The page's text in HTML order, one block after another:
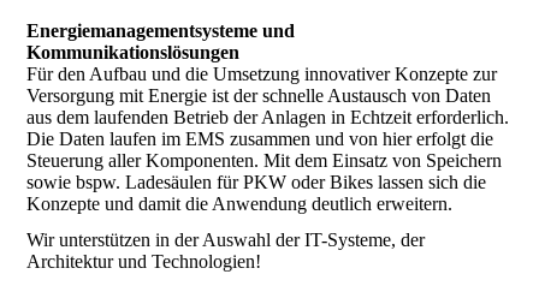
Energiemanagementsysteme und
Kommunikationslösungen
Für den Aufbau und die Umsetzung innovativer Konzepte zur
Versorgung mit Energie ist der schnelle Austausch von Daten
aus dem laufenden Betrieb der Anlagen in Echtzeit erforderlich.
Die Daten laufen im EMS zusammen und von hier erfolgt die
Steuerung aller Komponenten. Mit dem Einsatz von Speichern
sowie bspw. Ladesäulen für PKW oder Bikes lassen sich die
Konzepte und damit die Anwendung deutlich erweitern.
Wir unterstützen in der Auswahl der IT-Systeme, der
Architektur und Technologien!